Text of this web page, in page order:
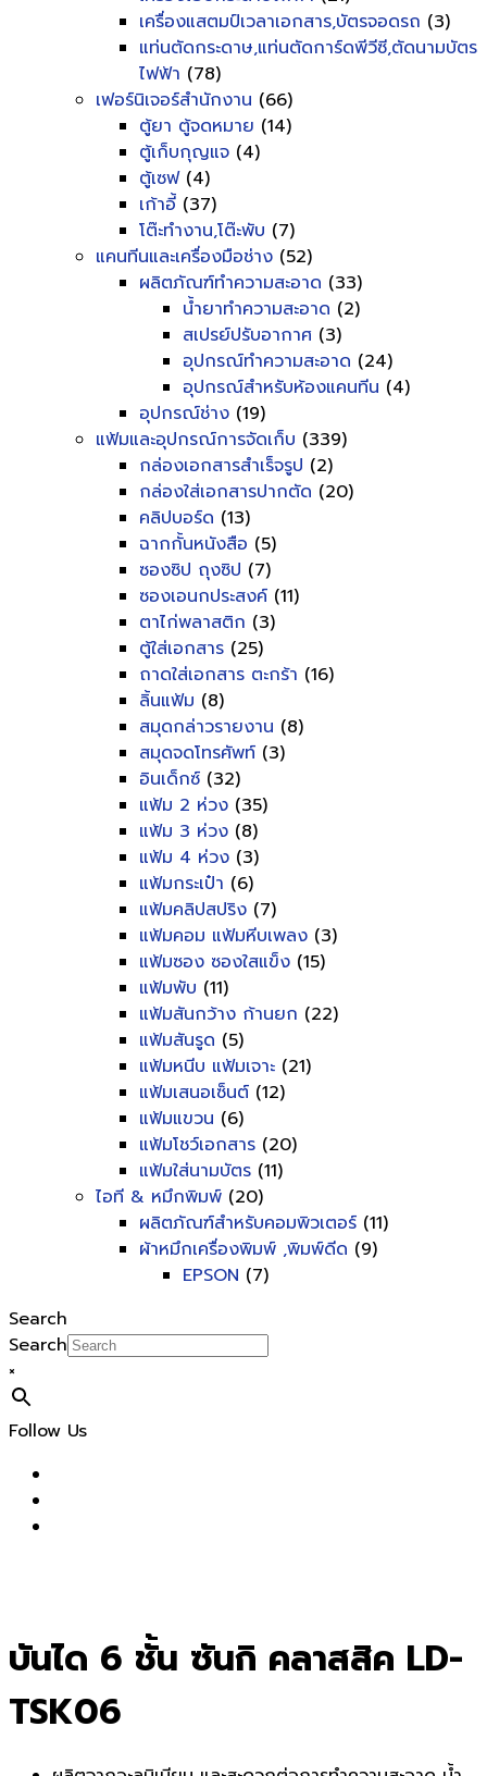
เครื่องแสตมป์เวลาเอกสาร,บัตรจอดรถ (3)
แท่นตัดกระดาษ,แท่นตัดการ์ดพีวีซี,ตัดนามบัตร
ไฟฟ้า (78)
เฟอร์นิเจอร์สำนักงาน (66)
ตู้ยา ตู้จดหมาย (14)
ตู้เก็บกุญแจ (4)
ตู้เซฟ(4)
เก้าอี้ (37)
โต๊ะทำงาน,โต๊ะพับ (7)
แคนทีนและเครื่องมือช่าง (52)
ผลิตภัณฑ์ทำความสะอาด (33)
น้ำยาทำความสะอาด (2)
สเปรย์ปรับอากาศ (3)
อุปกรณ์ทำความสะอาด (24)
อุปกรณ์สำหรับห้องแคนทีน (4)
อุปกรณ์ช่าง (19)
แฟ้มและอุปกรณ์การจัดเก็บ (339)
กล่องเอกสารสำเร็จรูป (2)
กล่องใส่เอกสารปากตัด (20)
คลิปบอร์ด (13)
ฉากกั้นหนังสือ (5)
ซองซิป ถุงซิป (7)
ซองเอนกประสงค์ (11)
ตาไก่พลาสติก (3)
ตู้ใส่เอกสาร (25)
ถาดใส่เอกสาร ตะกร้า (16)
ลิ้นแฟ้ม (8)
สมุดกล่าวรายงาน (8)
สมุดจดโทรศัพท์ (3)
อินเด็กซ์ (32)
แฟ้ม 2 ห่วง (35)
แฟ้ม 3 ห่วง (8)
แฟ้ม 4 ห่วง (3)
แฟ้มกระเป๋า (6)
แฟ้มคลิปสปริง (7)
แฟ้มคอม แฟ้มหีบเพลง (3)
แฟ้มซอง ซองใสแข็ง (15)
แฟ้มพับ (11)
แฟ้มสันกว้าง ก้านยก (22)
แฟ้มสันรูด (5)
แฟ้มหนีบ แฟ้มเจาะ (21)
แฟ้มเสนอเซ็นต์ (12)
แฟ้มแขวน (6)
แฟ้มโชว์เอกสาร (20)
แฟ้มใส่นามบัตร (11)
ไอที & หมึกพิมพ์ (20)
ผลิตภัณฑ์สำหรับคอมพิวเตอร์ (11)
ผ้าหมึกเครื่องพิมพ์ ,พิมพ์ดีด (9)
EPSON (7)
Search
Search
×
Follow Us
บันได 6 ชั้น ซันกิ คลาสสิค LD-
TSK06